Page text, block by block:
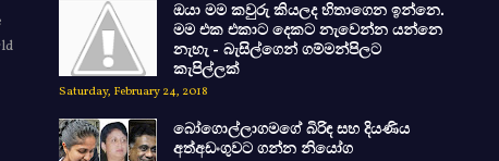
ඔයා මම කවුරු කියලද හිතාගෙන ඉන්නෙ.
මම එක එකාට දෙකට නැවෙන්න යන්නෙ
නැහැ - බැසිල්ගෙන් ගම්මන්පිලට
කැපිල්ලක්
Saturday, February 24, 2018
බෝගොල්ලාගමගේ බිරිඳ සහ දියණිය
අත්අඩංගුවට ගන්න නියෝග